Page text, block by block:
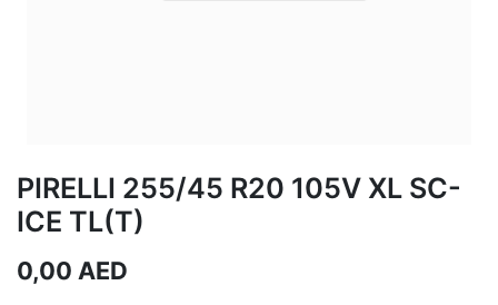
PIRELLI 255/45 R20 105V XL SC-
ICE TL(T)
0,00 AED